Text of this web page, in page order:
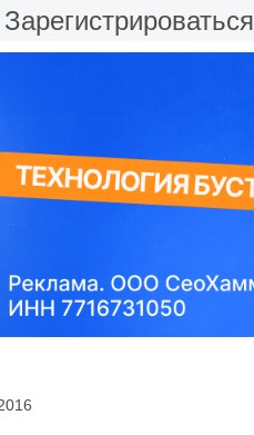
Зарегистрироваться